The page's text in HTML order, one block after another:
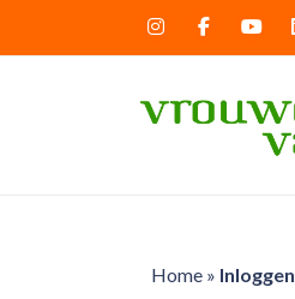
Home» Inloggen